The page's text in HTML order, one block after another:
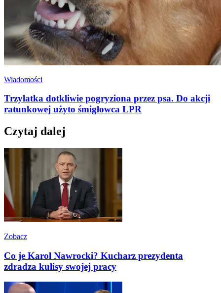
Wiadomości
Trzylatka dotkliwie pogryziona przez psa. Do akcji
ratunkowej użyto śmigłowca LPR
Czytaj dalej
Zobacz
Co je Karol Nawrocki? Kucharz prezydenta
zdradza kulisy swojej pracy